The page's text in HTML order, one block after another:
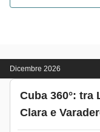
Dicembre 2026
Cuba 360°: tra
Clara e